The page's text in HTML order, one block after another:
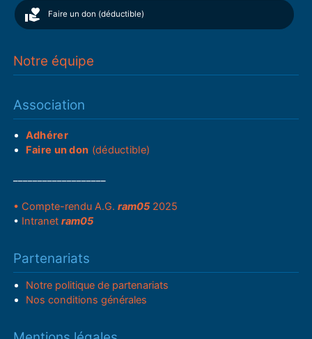
Faire un don (déductible)
Notre équipe
Association
Adhérer
Faire un don (déductible)
• Compte-rendu A.G.ram05 2025
• Intranetram05
Partenariats
Notre politique de partenariats
Nos conditions générales